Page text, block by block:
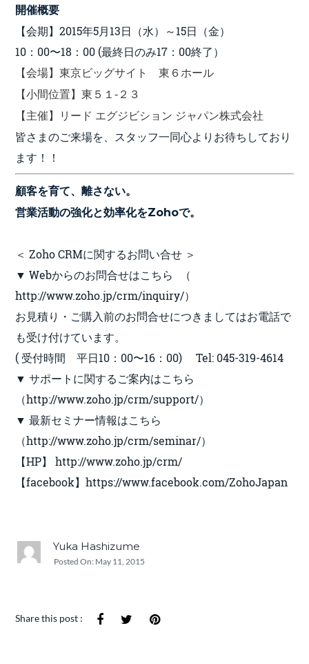
開催概要
【会期】2015年5月13日（水）～15日（金）
10：00〜18：00 (最終日のみ17：00終了）
【会場】東京ビッグサイト 東６ホール
【小間位置】東５１-２３
【主催】リード エグジビション ジャパン株式会社
皆さまのご来場を、スタッフ一同心よりお待ちしており
ます！！
顧客を育て、離さない。
営業活動の強化と効率化をZohoで。
＜ Zoho CRMに関するお問い合せ ＞
▼ Webからのお問合せはこちら （
http://www.zoho.jp/crm/inquiry/）
お見積り・ご購入前のお問合せにつきましてはお電話で
も受け付けています。
( 受付時間 平日10：00〜16：00) Tel: 045-319-4614
▼ サポートに関するご案内はこちら
（http://www.zoho.jp/crm/support/）
▼ 最新セミナー情報はこちら
（http://www.zoho.jp/crm/seminar/）
【HP】 http://www.zoho.jp/crm/
【facebook】https://www.facebook.com/ZohoJapan
Yuka Hashizume
Posted On: May 11, 2015
Share this post :